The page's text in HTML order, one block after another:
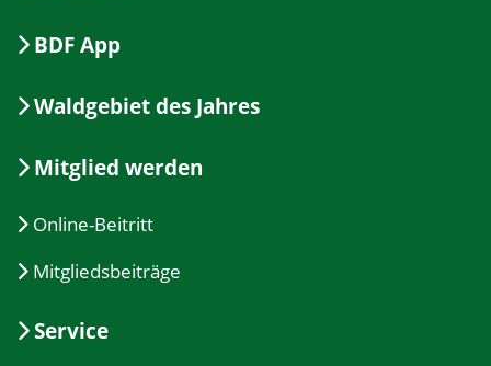
BDF App
Waldgebiet des Jahres
Mitglied werden
Online-Beitritt
Mitgliedsbeiträge
Service